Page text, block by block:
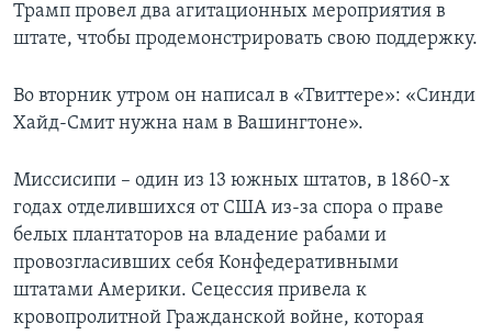
Трамп провел два агитационных мероприятия в
штате, чтобы продемонстрировать свою поддержку.
Во вторник утром он написал в «Твиттере»: «Синди
Хайд-Смит нужна нам в Вашингтоне».
Миссисипи – один из 13 южных штатов, в 1860-х
годах отделившихся от США из-за спора о праве
белых плантаторов на владение рабами и
провозгласивших себя Конфедеративными
штатами Америки. Сецессия привела к
кровопролитной Гражданской войне, которая